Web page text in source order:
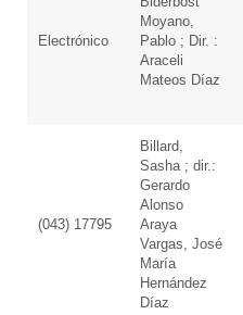
Electrónico
Moyano,
Pablo ; Dir. :
Araceli
Mateos Díaz
(043) 17795
Billard,
Sasha ; dir.:
Gerardo
Alonso
Araya
Vargas, José
María
Hernández
Díaz